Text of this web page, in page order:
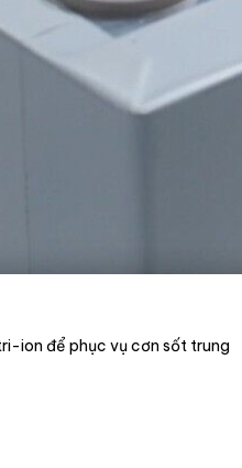
ion để phục vụ cơn sốt trung